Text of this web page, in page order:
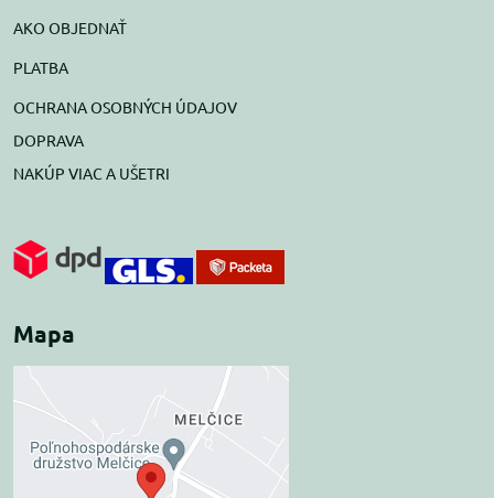
AKO OBJEDNAŤ
PLATBA
OCHRANA OSOBNÝCH ÚDAJOV
DOPRAVA
NAKÚP VIAC A UŠETRI
Mapa
Externý obsah je
blokovaný Voľbami
súkromia